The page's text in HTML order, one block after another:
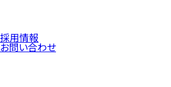
採用情報
お問い合わせ